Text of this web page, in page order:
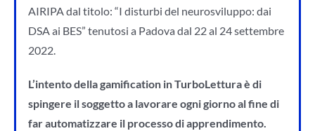
AIRIPA dal titolo: “I disturbi del neurosviluppo: dai
DSA ai BES” tenutosi a Padova dal 22 al 24 settembre
2022.
L’intento della gamification in TurboLettura è di
spingere il soggetto a lavorare ogni giorno al fine di
far automatizzare il processo di apprendimento.